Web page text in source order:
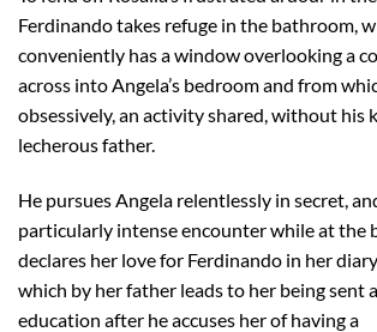
Ferdinando takes refuge in the bathroom,
conveniently has a window overlooking a
across into Angela’s bedroom and from
obsessively, an activity shared, without his
lecherous father.
He pursues Angela relentlessly in secret,
particularly intense encounter while at the
declares her love for Ferdinando in her
which by her father leads to her being sent
education after he accuses her of having a